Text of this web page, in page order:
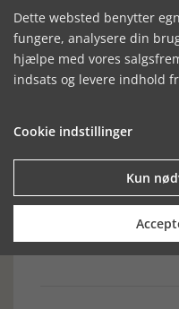
Forrige artikel
SE
HVIDT GULD OG
OG
ÅR
Dette websted benytter
fungere, analysere din
hjælpe med vores
indsats og levere indhold
Cookie indstillinger
Kun